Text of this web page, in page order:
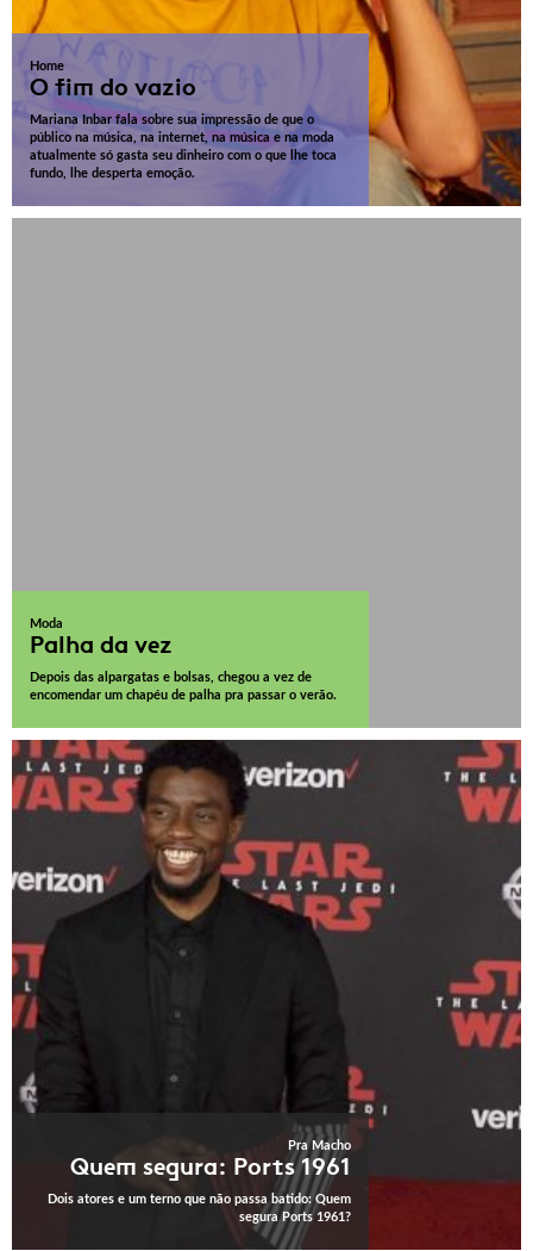
Home
O fim do vazio
Mariana Inbar fala sobre sua impressão de que o
público na música, na internet, na música e na moda
atualmente só gasta seu dinheiro com o que lhe toca
fundo, lhe desperta emoção.
Moda
Palha da vez
Depois das alpargatas e bolsas, chegou a vez de
encomendar um chapéu de palha pra passar o verão.
Pra Macho
Quem segura: Ports 1961
Dois atores e um terno que não passa batido: Quem
segura Ports 1961?